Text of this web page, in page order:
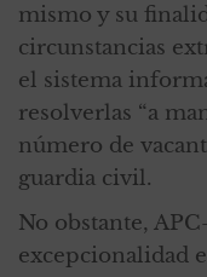
mismo y su
circunstancias
el sistema
resolverlas “a
número de
guardia civil.
No obstante,
excepcionalidad